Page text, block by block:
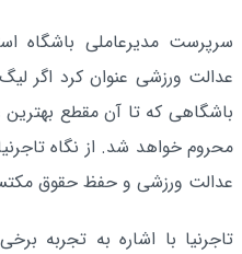
سرپرست مدیرعاملی باشگاه
عدالت ورزشی عنوان کرد اگر
باشگاهی که تا آن مقطع بهترین
محروم خواهد شد. از نگاه
عدالت ورزشی و حفظ حقوق
تاجرنیا با اشاره به تجربه